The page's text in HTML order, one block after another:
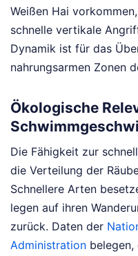
Weißen Hai
schnelle vertikale
Dynamik ist für das
nahrungsarmen Zonen
Ökologische
Die Fähigkeit zur
die Verteilung der
Schnellere Arten
legen auf ihren
zurück. Daten der
Administration